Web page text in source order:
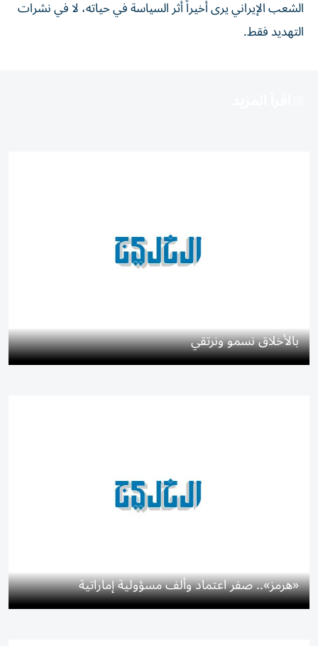
الشعب الإيراني يرى أخيراً أثر السياسة في حياته، لا في نشرات
التهديد فقط.
بالأخلاق نسمو ونرتقي
«هرمز».. صفر اعتماد وألف مسؤولية إماراتية